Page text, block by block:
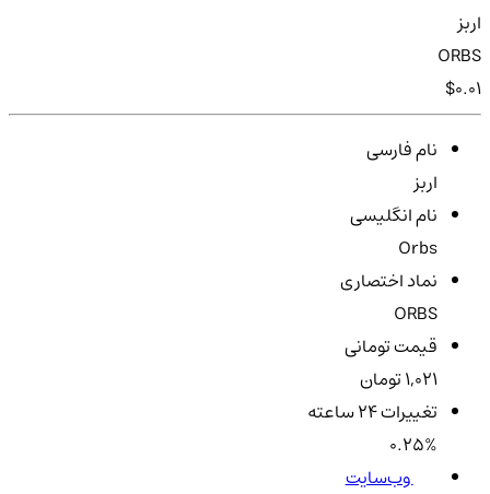
اربز
ORBS
$0.01
نام فارسی
اربز
نام انگلیسی
Orbs
نماد اختصاری
ORBS
قیمت تومانی
1,021 تومان
تغییرات ۲۴ ساعته
0.25%
وب‌سایت